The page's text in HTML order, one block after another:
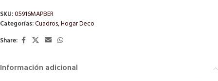
SKU:05916MAPBER
Categorías:Cuadros,Hogar Deco
Share:
Información adicional